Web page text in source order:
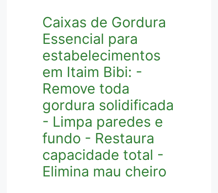
Caixas de Gordura
Essencial para
estabelecimentos
em Itaim Bibi: -
Remove toda
gordura solidificada
- Limpa paredes e
fundo - Restaura
capacidade total -
Elimina mau cheiro